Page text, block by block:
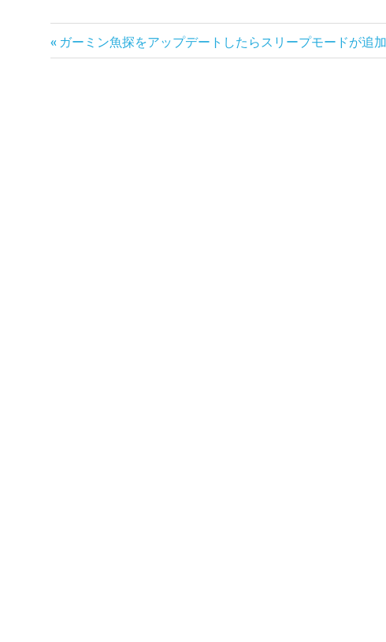
投
前
の
ガーミン魚探をアップデートしたらスリープモードが追加